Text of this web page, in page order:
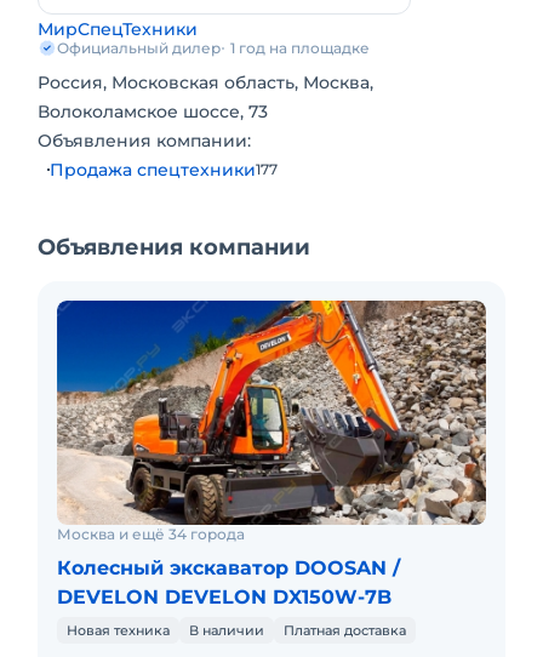
предоплата или лизинг.Цена с НДС.
МирСпецТехники
Официальный дилер 1 год на площадке
Россия, Московская область, Москва,
Волоколамское шоссе, 73
Объявления компании:
Продажа спецтехники177
Объявления компании
Москва и ещё 34 города
Колесный экскаватор DOOSAN /
DEVELON DEVELON DX150W-7B
Новая техника В наличии Платная доставка